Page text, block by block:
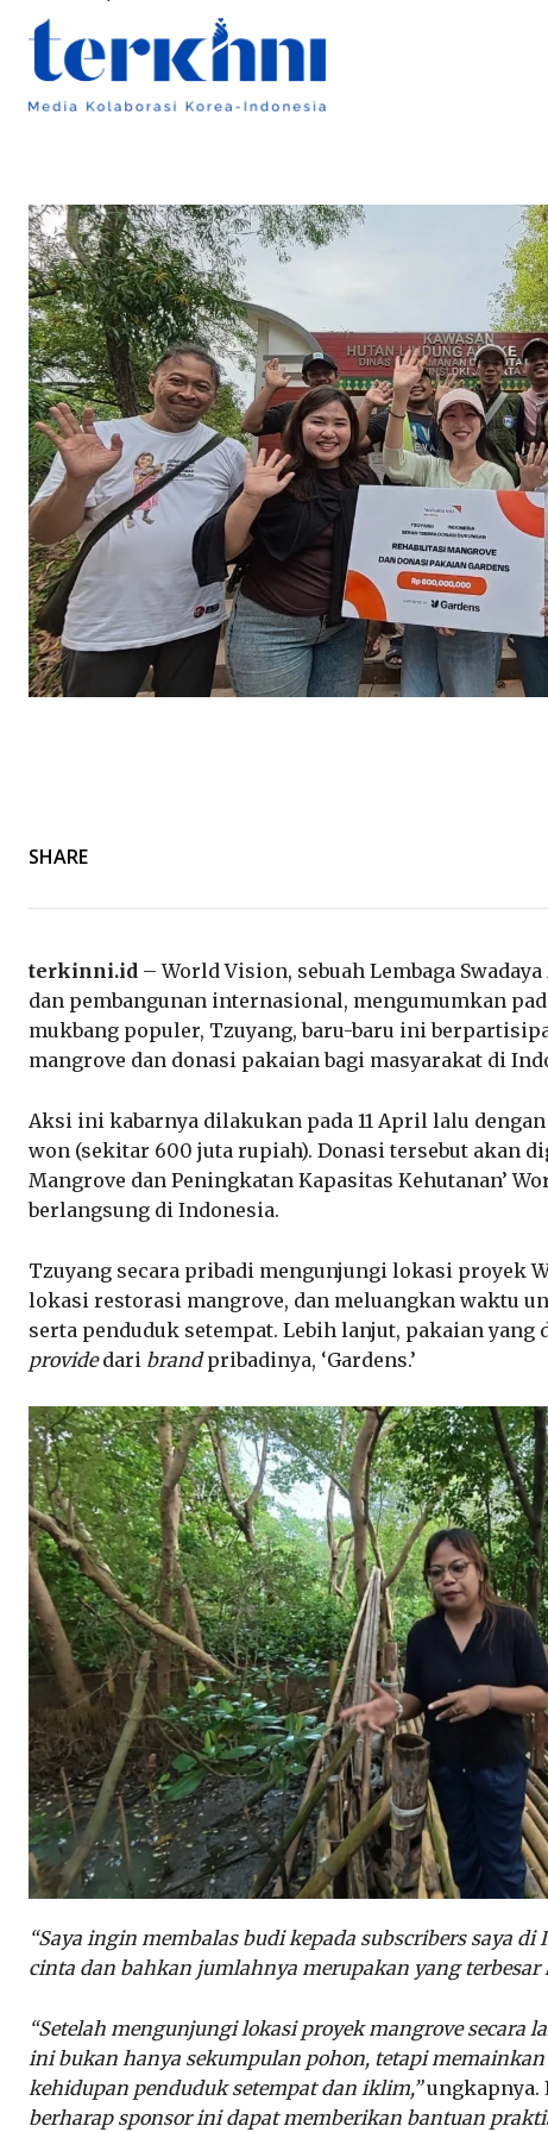
SHARE
terkinni.id – World Vision, sebuah Lembaga
dan pembangunan internasional, mengumumkan
mukbang populer, Tzuyang, baru-baru ini
mangrove dan donasi pakaian bagi masyarakat di
Aksi ini kabarnya dilakukan pada 11 April lalu
won (sekitar 600 juta rupiah). Donasi tersebut akan
Mangrove dan Peningkatan Kapasitas Kehutanan’
berlangsung di Indonesia.
Tzuyang secara pribadi mengunjungi lokasi proyek
lokasi restorasi mangrove, dan meluangkan waktu
serta penduduk setempat. Lebih lanjut, pakaian
providedari brandpribadinya, ‘Gardens.’
“Saya ingin membalas budi kepada subscribers saya
cinta dan bahkan jumlahnya merupakan yang terbesar
“Setelah mengunjungi lokasi proyek mangrove secara
ini bukan hanya sekumpulan pohon, tetapi
kehidupan penduduk setempat dan iklim,”ungkapnya.
berharap sponsor ini dapat memberikan bantuan